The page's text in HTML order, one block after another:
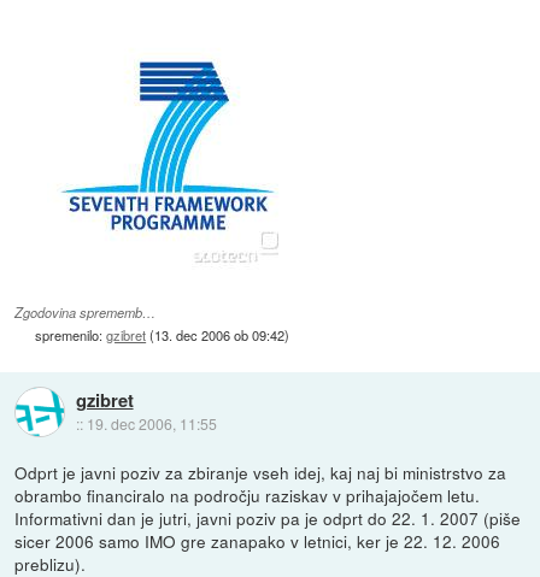
Zgodovina sprememb…
spremenilo:gzibret(13. dec 2006 ob 09:42)
gzibret
:: 19. dec 2006, 11:55
Odprt je javni poziv za zbiranje vseh idej, kaj naj bi ministrstvo za
obrambo financiralo na področju raziskav v prihajajočem letu.
Informativni dan je jutri, javni poziv pa je odprt do 22. 1. 2007 (piše
sicer 2006 samo IMO gre zanapako v letnici, ker je 22. 12. 2006
preblizu).